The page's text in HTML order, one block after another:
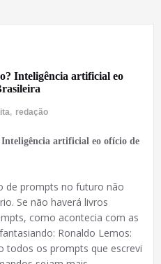
Inteligência artificial eo
, redação
artificial eo ofício de
de prompts no futuro não
Se não haverá livros
como acontecia com as
Ronaldo Lemos:
todos os prompts que escrevi